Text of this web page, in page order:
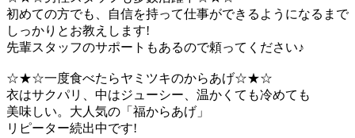
初めての方でも、自信を持って仕事ができるようになるまで
しっかりとお教えします!
先輩スタッフのサポートもあるので頼ってください♪
☆★☆一度食べたらヤミツキのからあげ☆★☆
衣はサクパリ、中はジューシー、温かくても冷めても
美味しい。大人気の「福からあげ」
リピーター続出中です!